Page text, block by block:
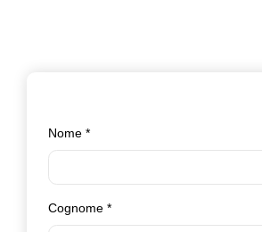
Nome *
Cognome *